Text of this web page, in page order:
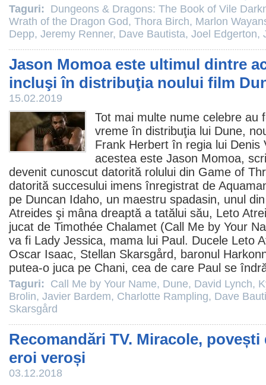
Taguri: Dungeons & Dragons: The Book of Vile
Wrath of the Dragon God, Thora Birch, Marlon
Depp, Jeremy Renner, Dave Bautista, Joel Edgerton,
Jason Momoa este ultimul dintre
incluşi în distribuţia noului film
15.02.2019
Tot mai multe nume celebre au
vreme în distribuţia lui Dune,
Frank Herbert în regia lui Denis
acestea este Jason Momoa,
devenit cunoscut datorită rolului din Game of
datorită succesului imens înregistrat de
pe Duncan Idaho, un maestru spadasin, unul
Atreides şi mâna dreaptă a tatălui său, Leto
jucat de Timothée Chalamet (Call Me by Your
va fi Lady Jessica, mama lui Paul. Ducele Leto
Oscar Isaac, Stellan Skarsgård, baronul
putea-o juca pe Chani, cea de care Paul se
Taguri: Call Me by Your Name, Dune, David Lynch,
Brolin, Javier Bardem, Charlotte Rampling, Dave
Skarsgård
Recomandări TV. Miracole,
eroi veroși
03.12.2018